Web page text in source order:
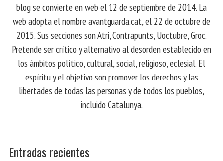
blog se convierte en web el 12 de septiembre de 2014. La
web adopta el nombre avantguarda.cat, el 22 de octubre de
2015. Sus secciones son Atri, Contrapunts, Uoctubre, Groc.
Pretende ser crítico y alternativo al desorden establecido en
los ámbitos político, cultural, social, religioso, eclesial. El
espíritu y el objetivo son promover los derechos y las
libertades de todas las personas y de todos los pueblos,
incluido Catalunya.
Entradas recientes